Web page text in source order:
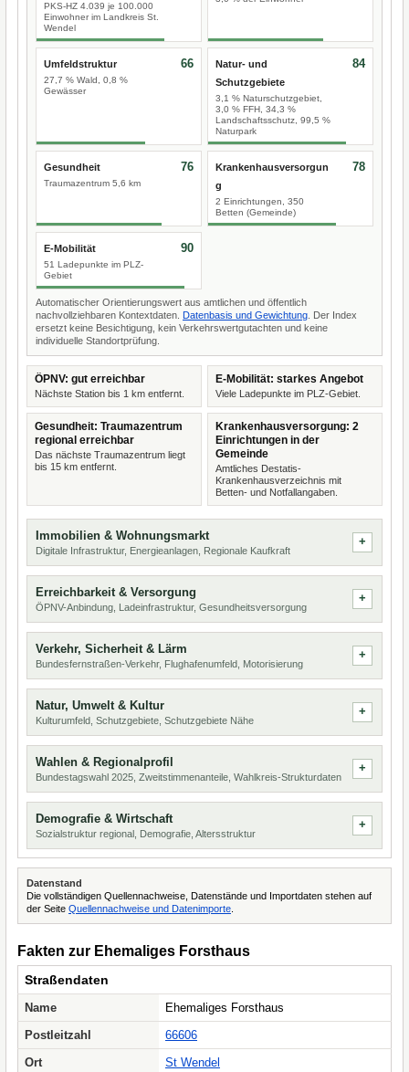
PKS-HZ 4.039 je 100.000
Einwohner im Landkreis St.
Wendel
Umfeldstruktur
27,7 % Wald, 0,8 %
Gewässer
66
Natur- und
Schutzgebiete
3,1 % Naturschutzgebiet,
3,0 % FFH, 34,3 %
Landschaftsschutz, 99,5 %
Naturpark
84
Gesundheit
Traumazentrum 5,6 km
76
Krankenhausversorgun
g
2 Einrichtungen, 350
Betten (Gemeinde)
78
E-Mobilität
51 Ladepunkte im PLZ-
Gebiet
90
Automatischer Orientierungswert aus amtlichen und öffentlich
nachvollziehbaren Kontextdaten. Datenbasis und Gewichtung . Der Index
ersetzt keine Besichtigung, kein Verkehrswertgutachten und keine
individuelle Standortprüfung.
ÖPNV: gut erreichbar
Nächste Station bis 1 km entfernt.
E-Mobilität: starkes Angebot
Viele Ladepunkte im PLZ-Gebiet.
Gesundheit: Traumazentrum
regional erreichbar
Das nächste Traumazentrum liegt
bis 15 km entfernt.
Krankenhausversorgung: 2
Einrichtungen in der
Gemeinde
Amtliches Destatis-
Krankenhausverzeichnis mit
Betten- und Notfallangaben.
Immobilien & Wohnungsmarkt
Digitale Infrastruktur, Energieanlagen, Regionale Kaufkraft
Erreichbarkeit & Versorgung
ÖPNV-Anbindung, Ladeinfrastruktur, Gesundheitsversorgung
Verkehr, Sicherheit & Lärm
Bundesfernstraßen-Verkehr, Flughafenumfeld, Motorisierung
Natur, Umwelt & Kultur
Kulturumfeld, Schutzgebiete, Schutzgebiete Nähe
Wahlen & Regionalprofil
Bundestagswahl 2025, Zweitstimmenanteile, Wahlkreis-Strukturdaten
Demografie & Wirtschaft
Sozialstruktur regional, Demografie, Altersstruktur
Datenstand
Die vollständigen Quellennachweise, Datenstände und Importdaten stehen auf
der Seite Quellennachweise und Datenimporte
Fakten zur Ehemaliges Forsthaus
Straßendaten
Name
Ehemaliges Forsthaus
Postleitzahl
66606
Ort
St Wendel